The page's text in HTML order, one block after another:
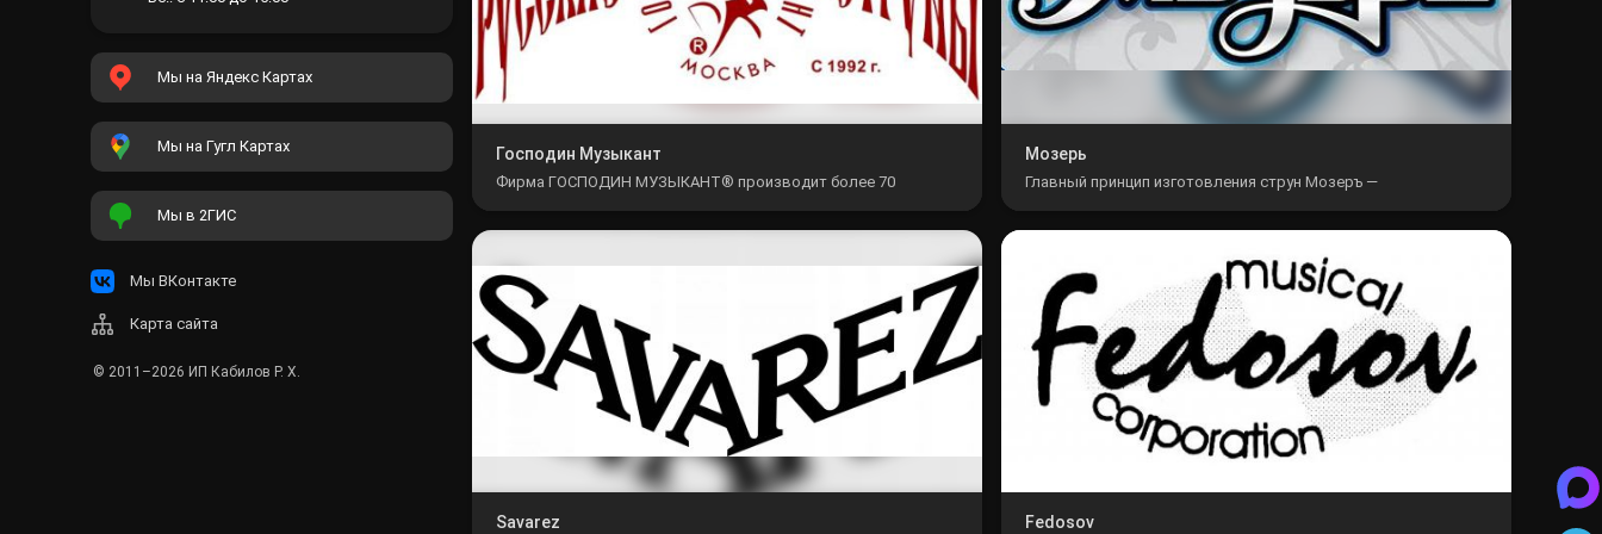
Господин Музыкант
Фирма ГОСПОДИН МУЗЫКАНТ® производит более 70
наименований струн престижным ручным способом, в том
числе по собственной, не имеющей аналогов в...
Мозерь
Главный принцип изготовления струн Мозеръ —
исключительно правильные и лучшие составляющие: Все
исходные материалы предварительно тестируются и...
Savarez Fedosov
Мы на Яндекс Картах
Мы на Гугл Картах
Мы в 2ГИС
Мы ВКонтакте
Карта сайта
© 2011–2026 ИП Кабилов Р. Х.